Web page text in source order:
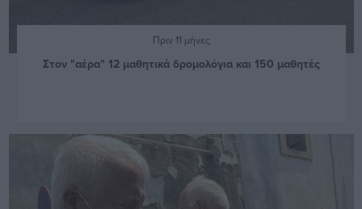
Πριν 11 μήνες
Στον "αέρα" 12 μαθητικά δρομολόγια και 150 μαθητές